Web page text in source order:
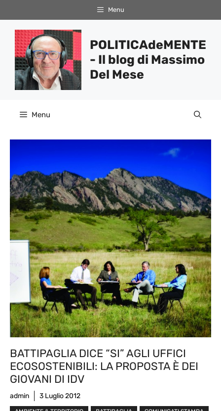
al
contenuto
Menu
POLITICAdeMENTE
- Il blog di Massimo
Del Mese
Menu
BATTIPAGLIA DICE “SI” AGLI UFFICI
ECOSOSTENIBILI: LA PROPOSTA È DEI
GIOVANI DI IDV
admin 3 Luglio 2012